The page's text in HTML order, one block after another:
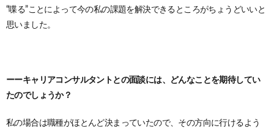
“喋る”ことによって今の私の課題を解決できるところがちょうどいいと
思いました。
ーーキャリアコンサルタントとの面談には、どんなことを期待してい
たのでしょうか？
私の場合は職種がほとんど決まっていたので、その方向に行けるよう